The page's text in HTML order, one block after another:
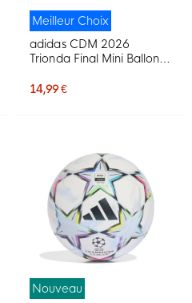
Meilleur Choix
adidas CDM 2026
Trionda Final Mini Ballon
Noir Doré
14,99 €
Nouveau